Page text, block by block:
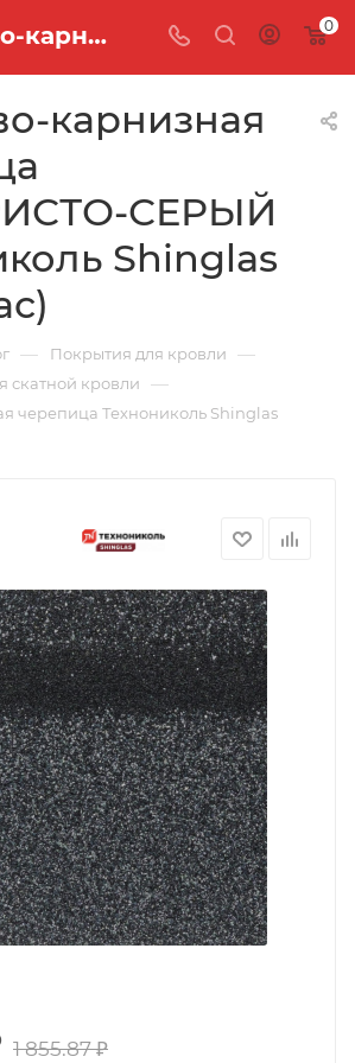
Коньково-карнизная черепица СЕРЕБРИСТО-СЕРЫЙ Технониколь Shinglas (Шинглас) 0
карнизная
СЕРЫЙ
Shinglas
— Покрытия для кровли —
скатной кровли —
черепица Технониколь Shinglas
1 855.87₽